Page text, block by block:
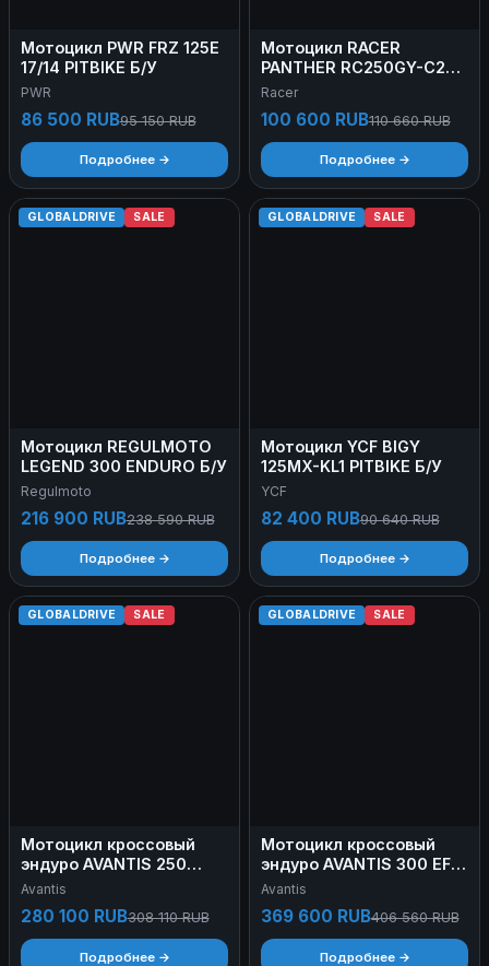
Мотоцикл PWR FRZ 125E
17/14 PITBIKE Б/У
PWR
86 500 RUB95 150 RUB
Подробнее →
Мотоцикл RACER
PANTHER RC250GY-C2
ENDURO Б/У
Racer
100 600 RUB110 660 RUB
Подробнее →
GLOBALDRIVE SALE
Мотоцикл REGULMOTO
LEGEND 300 ENDURO Б/У
Regulmoto
216 900 RUB238 590 RUB
Подробнее →
GLOBALDRIVE SALE
Мотоцикл YCF BIGY
125MX-KL1 PITBIKE Б/У
YCF
82 400 RUB90 640 RUB
Подробнее →
GLOBALDRIVE SALE
Мотоцикл кроссовый
эндуро AVANTIS 250
CARB (PR250/172FMM-5
с ПТС Б/У
Avantis
280 100 RUB308 110 RUB
Подробнее →
GLOBALDRIVE SALE
Мотоцикл кроссовый
эндуро AVANTIS 300 EFI
CBS EXCLUSIVE ARS
Avantis
369 600 RUB406 560 RUB
Подробнее →